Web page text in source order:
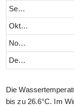
September
Oktober
November
Dezember
Die
bis zu 26.6°C. Im